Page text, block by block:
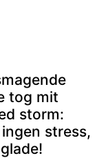
tog mit
storm:
stress,